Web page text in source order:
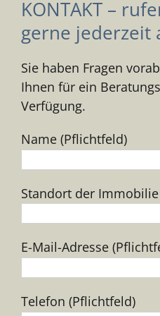
KONTAKT –
gerne jederzeit
Sie haben Fragen
Ihnen für ein
Verfügung.
Name (Pflichtfeld)
Standort der
E-Mail-Adresse
Telefon (Pflichtfeld)